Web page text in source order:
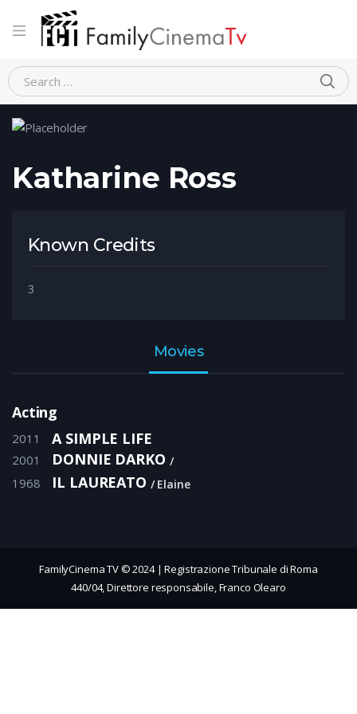
Home Person Katharine Ross
Katharine Ross
Known Credits
3
Movies
Acting
2011 A SIMPLE LIFE
2001 DONNIE DARKO
1968 IL LAUREATO Elaine
FamilyCinema TV © 2024 | Registrazione Tribunale di Roma
440/04, Direttore responsabile, Franco Olearo